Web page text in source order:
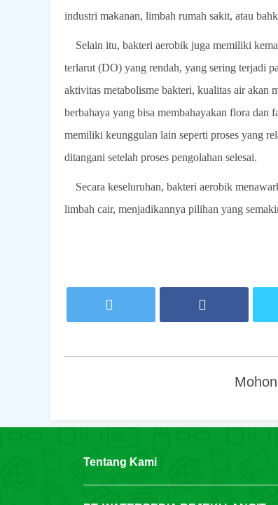
industri makanan, limbah rumah sakit, atau
Selain itu, bakteri aerobik juga memiliki
terlarut (DO) yang rendah, yang sering terjadi
aktivitas metabolisme bakteri, kualitas air akan
berbahaya yang bisa membahayakan flora dan
memiliki keunggulan lain seperti proses yang
ditangani setelah proses pengolahan selesai.
Secara keseluruhan, bakteri aerobik
limbah cair, menjadikannya pilihan yang
Tentang Kami